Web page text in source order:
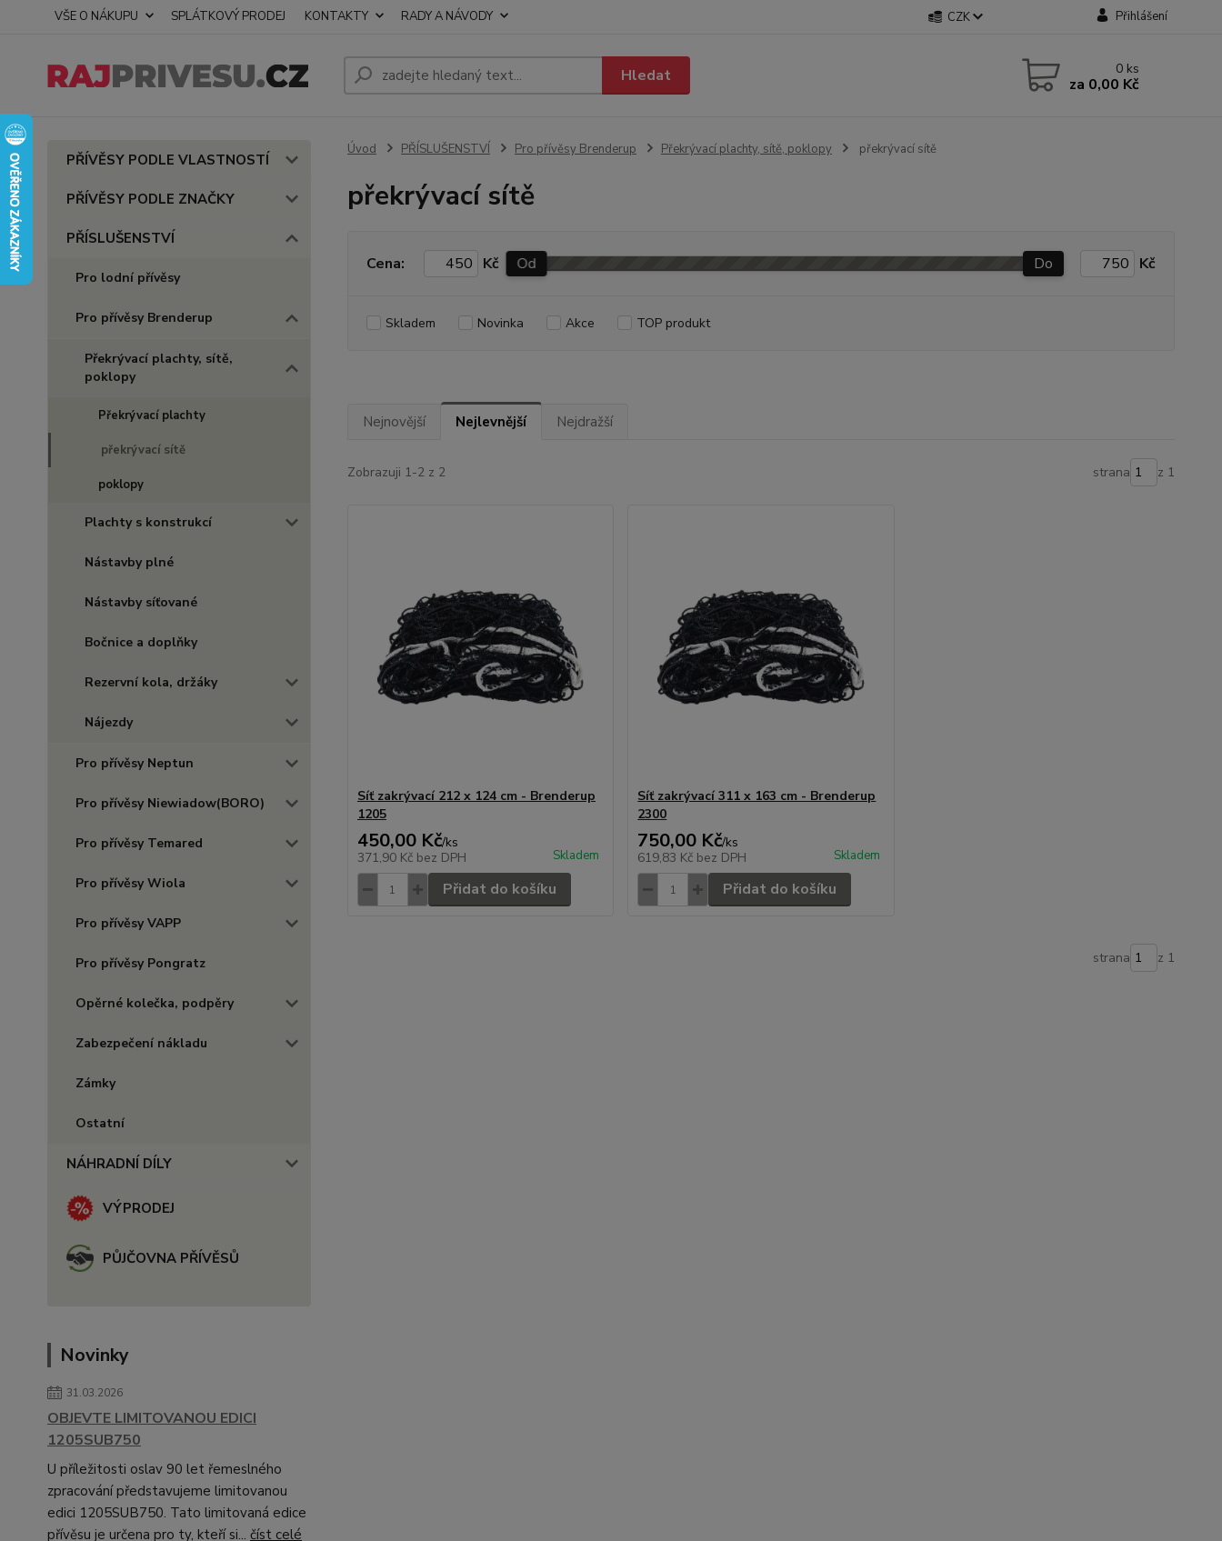
VŠE O NÁKUPU SPLÁTKOVÝ PRODEJ KONTAKTY RADY A NÁVODY CZK Přihlášení
Hledat 0 ks
za 0,00 Kč
PŘÍVĚSY PODLE VLASTNOSTÍ
PŘÍVĚSY PODLE ZNAČKY
PŘÍSLUŠENSTVÍ
Pro lodní přívěsy
Pro přívěsy Brenderup
Překrývací plachty, sítě,
poklopy
Překrývací plachty
překrývací sítě
poklopy
Plachty s konstrukcí
Nástavby plné
Nástavby síťované
Bočnice a doplňky
Rezervní kola, držáky
Nájezdy
Pro přívěsy Neptun
Pro přívěsy Niewiadow(BORO)
Pro přívěsy Temared
Pro přívěsy Wiola
Pro přívěsy VAPP
Pro přívěsy Pongratz
Opěrné kolečka, podpěry
Zabezpečení nákladu
Zámky
Ostatní
NÁHRADNÍ DÍLY
VÝPRODEJ
PŮJČOVNA PŘÍVĚSŮ
Novinky
31.03.2026
OBJEVTE LIMITOVANOU EDICI
1205SUB750
U příležitosti oslav 90 let řemeslného
zpracování představujeme limitovanou
edici 1205SUB750. Tato limitovaná edice
přívěsu je určena pro ty, kteří si... číst celé
Úvod PŘÍSLUŠENSTVÍ Pro přívěsy Brenderup Překrývací plachty, sítě, poklopy překrývací sítě
překrývací sítě
Cena: Kč Od Do Kč
Skladem Novinka Akce TOP produkt
Nejnovější Nejlevnější Nejdražší
Zobrazuji 1-2 z 2 strana z 1
Síť zakrývací 212 x 124 cm - Brenderup
1205
450,00 Kč/ks
371,90 Kč bez DPH Skladem
Přidat do košíku
Síť zakrývací 311 x 163 cm - Brenderup
2300
750,00 Kč/ks
619,83 Kč bez DPH Skladem
Přidat do košíku
strana z 1